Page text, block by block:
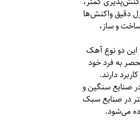
دقیق واکنش‌ها
و ساز،
این دو نوع آهک
به فرد خود
دارند.
صنایع سنگین و
در صنایع سبک
می‌شود.